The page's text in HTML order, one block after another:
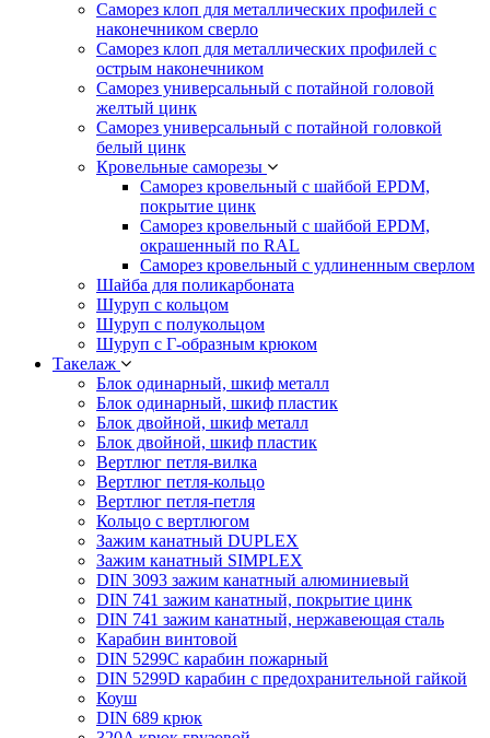
Саморез клоп для металлических профилей с
наконечником сверло
Саморез клоп для металлических профилей с
острым наконечником
Саморез универсальный с потайной головой
желтый цинк
Саморез универсальный с потайной головкой
белый цинк
Кровельные саморезы
Саморез кровельный с шайбой EPDM,
покрытие цинк
Саморез кровельный с шайбой EPDM,
окрашенный по RAL
Саморез кровельный с удлиненным сверлом
Шайба для поликарбоната
Шуруп с кольцом
Шуруп с полукольцом
Шуруп с Г-образным крюком
Такелаж
Блок одинарный, шкиф металл
Блок одинарный, шкиф пластик
Блок двойной, шкиф металл
Блок двойной, шкиф пластик
Вертлюг петля-вилка
Вертлюг петля-кольцо
Вертлюг петля-петля
Кольцо с вертлюгом
Зажим канатный DUPLEX
Зажим канатный SIMPLEX
DIN 3093 зажим канатный алюминиевый
DIN 741 зажим канатный, покрытие цинк
DIN 741 зажим канатный, нержавеющая сталь
Карабин винтовой
DIN 5299C карабин пожарный
DIN 5299D карабин с предохранительной гайкой
Коуш
DIN 689 крюк